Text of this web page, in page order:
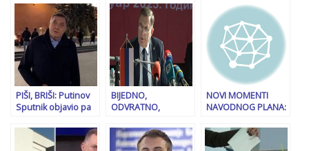
rekonstrukcije
Vijeća ministara
FORMIRA VOJSKA
RS: Šta sve piše u
radnoj verziji novog
Ustava RS, pominje
se i Brčko distrikt
RS, pravilnik
objavljen u
Službenom
glasniku. Najavljeni
prvi odlasci iz
državnog VSTV-a
PIŠI, BRIŠI: Putinov
Sputnik objavio pa
Dodik dobio
državljanstvo Rusije
BIJEDNO,
ODVRATNO,
Dodik njemačku
ministricu nazvao…
NOVI MOMENTI
NAVODNOG PLANA:
otkrio detalje iz
scenarija za